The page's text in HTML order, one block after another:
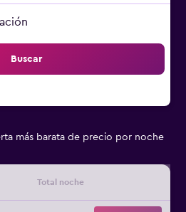
Buscar
más barata de precio por noche
Total noche